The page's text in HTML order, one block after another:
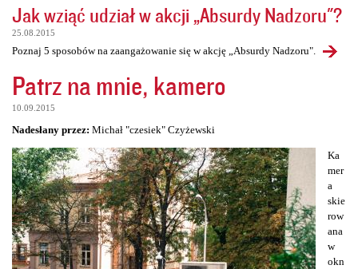
Jak wziąć udział w akcji „Absurdy Nadzoru"?
25.08.2015
Poznaj 5 sposobów na zaangażowanie się w akcję „Absurdy Nadzoru".
Patrz na mnie, kamero
10.09.2015
Nadesłany przez: Michał "czesiek" Czyżewski
Ka
mer
a
skie
row
ana
w
okn